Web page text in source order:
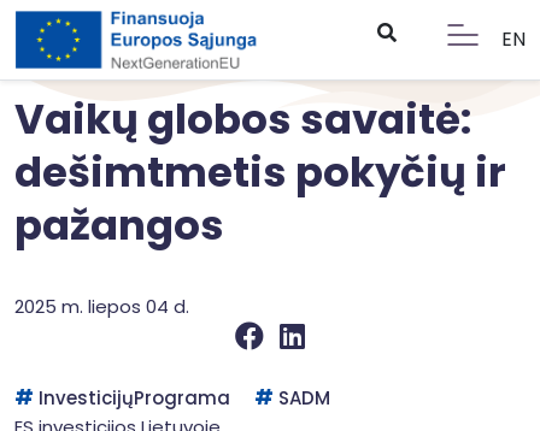
EN
Vaikų globos savaitė:
dešimtmetis pokyčių ir
pažangos
2025 m. liepos 04 d.
InvesticijųPrograma
SADM